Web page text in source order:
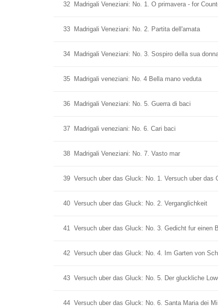
32 Madrigali Veneziani: No. 1. O primavera - for
33 Madrigali Veneziani: No. 2. Partita dell'amata
34 Madrigali Veneziani: No. 3. Sospiro della sua
35 Madrigali veneziani: No. 4 Bella mano veduta
36 Madrigali Veneziani: No. 5. Guerra di baci
37 Madrigali veneziani: No. 6. Cari baci
38 Madrigali Veneziani: No. 7. Vasto mar
39 Versuch uber das Gluck: No. 1. Versuch uber das
40 Versuch uber das Gluck: No. 2. Verganglichkeit
41 Versuch uber das Gluck: No. 3. Gedicht fur einen
42 Versuch uber das Gluck: No. 4. Im Garten von
43 Versuch uber das Gluck: No. 5. Der gluckliche
44 Versuch uber das Gluck: No. 6. Santa Maria dei